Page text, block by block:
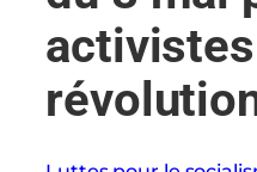
activistes